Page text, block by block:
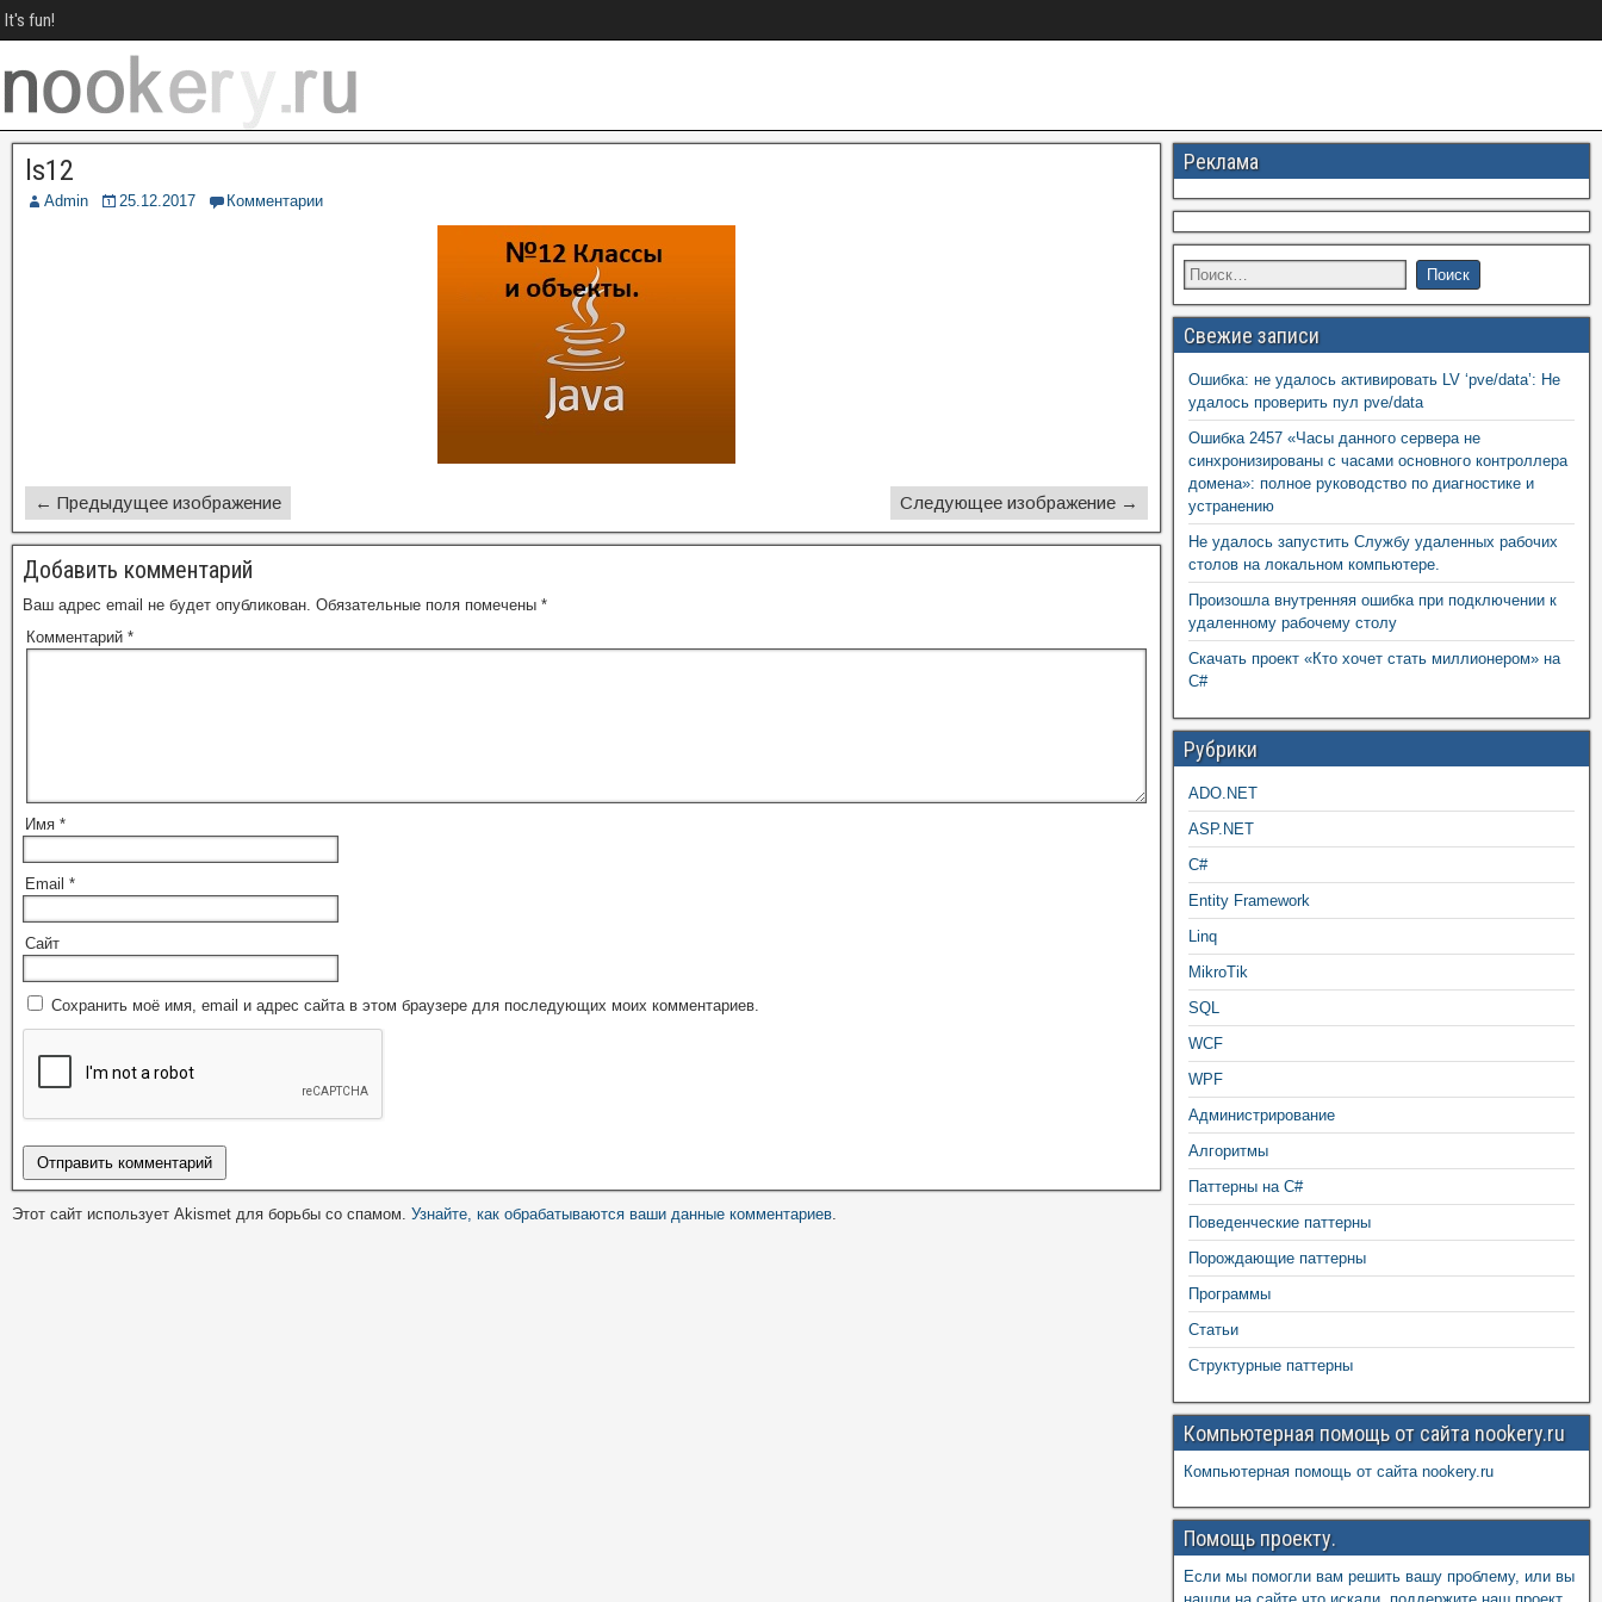
It's fun!
ls12
Admin 25.12.2017 Комментарии
← Предыдущее изображение Следующее изображение →
Добавить комментарий
Ваш адрес email не будет опубликован. Обязательные поля помечены *
Комментарий *
Имя *
Email *
Сайт
Сохранить моё имя, email и адрес сайта в этом браузере для последующих моих комментариев.
Этот сайт использует Akismet для борьбы со спамом. Узнайте, как обрабатываются ваши данные комментариев.
Реклама
Свежие записи
Ошибка: не удалось активировать LV ‘pve/data’: Не
удалось проверить пул pve/data
Ошибка 2457 «Часы данного сервера не
синхронизированы с часами основного контроллера
домена»: полное руководство по диагностике и
устранению
Не удалось запустить Службу удаленных рабочих
столов на локальном компьютере.
Произошла внутренняя ошибка при подключении к
удаленному рабочему столу
Скачать проект «Кто хочет стать миллионером» на
C#
Рубрики
ADO.NET
ASP.NET
C#
Entity Framework
Linq
MikroTik
SQL
WCF
WPF
Администрирование
Алгоритмы
Паттерны на C#
Поведенческие паттерны
Порождающие паттерны
Программы
Статьи
Структурные паттерны
Компьютерная помощь от сайта nookery.ru
Компьютерная помощь от сайта nookery.ru
Помощь проекту.
Если мы помогли вам решить вашу проблему, или вы